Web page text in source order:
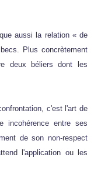
aussi la relation « de
Plus concrètement
deux béliers dont les
c'est l'art de
incohérence entre ses
de son non-respect
l'application ou les